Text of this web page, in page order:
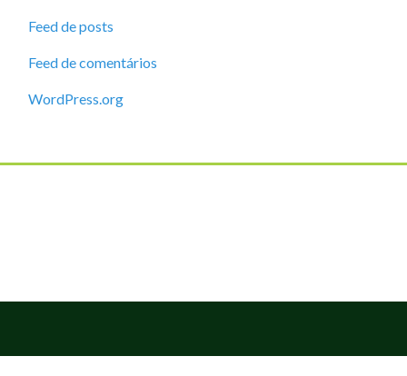
Feed de posts
Feed de comentários
WordPress.org